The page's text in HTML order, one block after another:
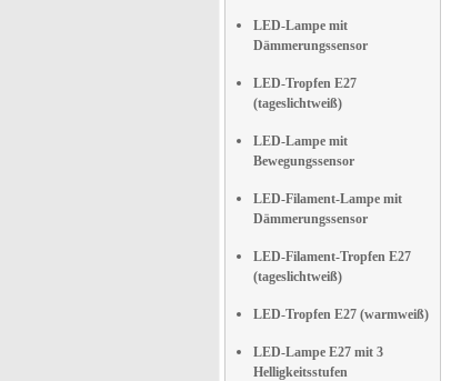
LED-Lampe mit
Dämmerungssensor
LED-Tropfen E27
(tageslichtweiß)
LED-Lampe mit
Bewegungssensor
LED-Filament-Lampe mit
Dämmerungssensor
LED-Filament-Tropfen E27
(tageslichtweiß)
LED-Tropfen E27 (warmweiß)
LED-Lampe E27 mit 3
Helligkeitsstufen